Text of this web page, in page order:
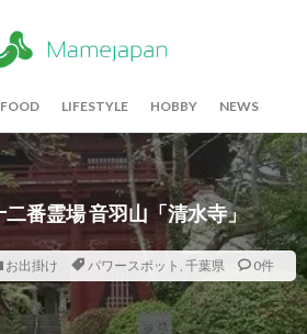
FOOD LIFESTYLE HOBBY NEWS
番霊場 音羽山「清水寺」
お出掛け パワースポット , 千葉県 0件